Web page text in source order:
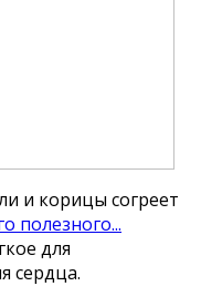
и корицы согреет
полезного...
для
сердца.